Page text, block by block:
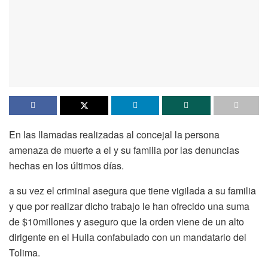
En las llamadas realizadas al concejal la persona
amenaza de muerte a el y su familia por las denuncias
hechas en los últimos días.
a su vez el criminal asegura que tiene vigilada a su familia
y que por realizar dicho trabajo le han ofrecido una suma
de $10millones y aseguro que la orden viene de un alto
dirigente en el Huila confabulado con un mandatario del
Tolima.